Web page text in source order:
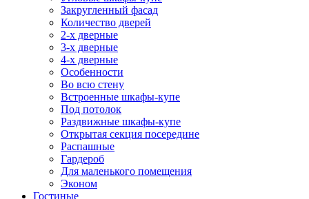
Закругленный фасад
Количество дверей
2-х дверные
3-х дверные
4-х дверные
Особенности
Во всю стену
Встроенные шкафы-купе
Под потолок
Раздвижные шкафы-купе
Открытая секция посередине
Распашные
Гардероб
Для маленького помещения
Эконом
Гостиные